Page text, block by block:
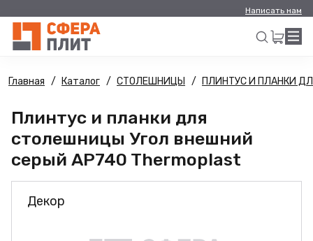
Написать нам
Искать
Главная Каталог СТОЛЕШНИЦЫ ПЛИНТУС И ПЛАНКИ
Плинтус и планки для
столешницы Угол внешний
серый AP740 Thermoplast
Декор